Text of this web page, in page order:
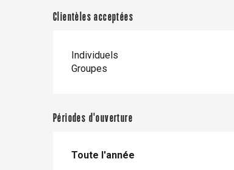
Clientèles acceptées
Individuels
Groupes
Périodes d'ouverture
Toute l'année
Toute l'année